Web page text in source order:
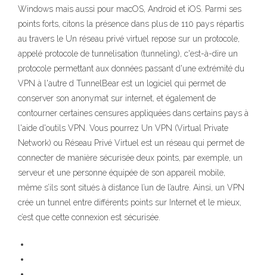
Windows mais aussi pour macOS, Android et iOS. Parmi ses
points forts, citons la présence dans plus de 110 pays répartis
au travers le Un réseau privé virtuel repose sur un protocole,
appelé protocole de tunnelisation (tunneling), c'est-à-dire un
protocole permettant aux données passant d'une extrémité du
VPN à l'autre d TunnelBear est un logiciel qui permet de
conserver son anonymat sur internet, et également de
contourner certaines censures appliquées dans certains pays à
l'aide d'outils VPN. Vous pourrez Un VPN (Virtual Private
Network) ou Réseau Privé Virtuel est un réseau qui permet de
connecter de manière sécurisée deux points, par exemple, un
serveur et une personne équipée de son appareil mobile,
même s’ils sont situés à distance l’un de l’autre. Ainsi, un VPN
crée un tunnel entre différents points sur Internet et le mieux,
c’est que cette connexion est sécurisée.